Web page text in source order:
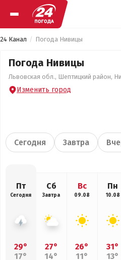
24 Канал Погода Нивицы
Погода Нивицы
Львовская обл., Шептицкий район,
Изменить город
Сегодня Завтра
Пт
Сегодня
29°
17°
Сб
Завтра
27°
14°
Вс
09.08
26°
11°
Пн
10.08
31°
13°